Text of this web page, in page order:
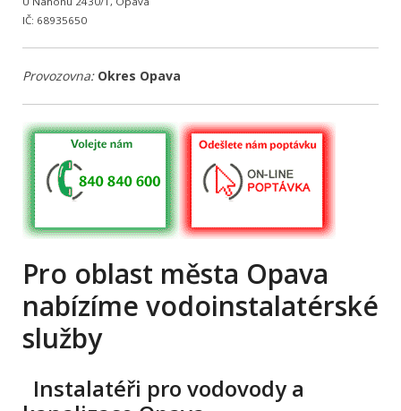
IČ: 68935650
Provozovna: Okres Opava
Pro oblast města Opava
nabízíme vodoinstalatérské
služby
Instalatéři pro vodovody a